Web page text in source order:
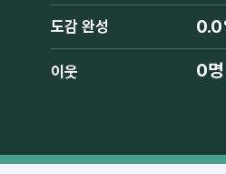
도감 완성
이웃 0